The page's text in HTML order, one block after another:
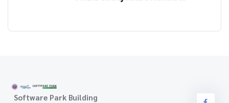
Software Park Building